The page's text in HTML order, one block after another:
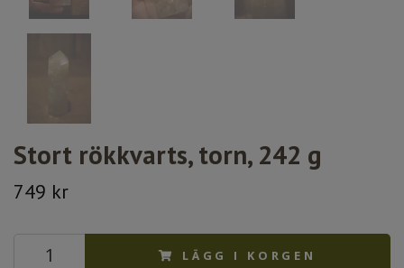
Stort rökkvarts, torn, 242 g
749 kr
LÄGG I KORGEN